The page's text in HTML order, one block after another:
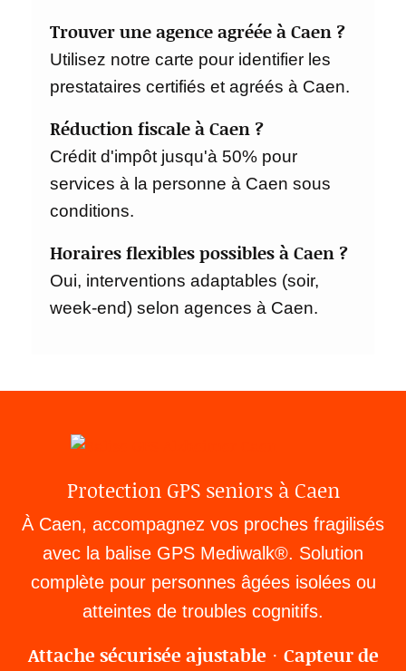
Trouver une agence agréée à Caen ?
Utilisez notre carte pour identifier les
prestataires certifiés et agréés à Caen.
Réduction fiscale à Caen ?
Crédit d'impôt jusqu'à 50% pour
services à la personne à Caen sous
conditions.
Horaires flexibles possibles à Caen ?
Oui, interventions adaptables (soir,
week-end) selon agences à Caen.
Protection GPS seniors à Caen
À Caen, accompagnez vos proches fragilisés
avec la balise GPS Mediwalk®. Solution
complète pour personnes âgées isolées ou
atteintes de troubles cognitifs.
Attache sécurisée ajustable · Capteur de